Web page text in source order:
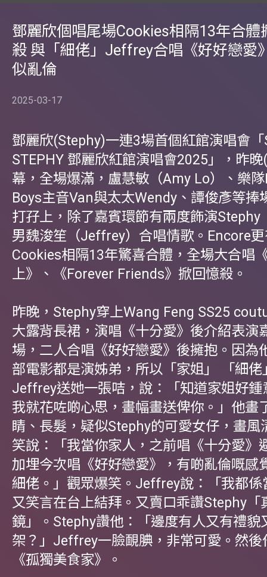
鄧麗欣個唱尾場Cookies相隔13年合體
殺 與「細佬」Jeffrey合唱《好好戀愛
似亂倫
2025-03-17
鄧麗欣(Stephy)一連3場首個紅館演唱會「
STEPHY 鄧麗欣紅館演唱會2025」，昨
幕，全場爆滿，盧慧敏（Amy Lo）、樂
Boys主音Van與太太Wendy、譚俊彥等捧
打孖上，除了嘉賓環節有兩度飾演Stephy
男魏浚笙（Jeffrey）合唱情歌。Encore
Cookies相隔13年驚喜合體，全場大合唱
上》、《Forever Friends》掀回憶殺。
昨晚，Stephy穿上Wang Feng SS25
大露背長裙，演唱《十分愛》後介紹表演
場，二人合唱《好好戀愛》後擁抱。因為
部電影都是演姊弟，所以「家姐」 「細佬
Jeffrey送她一張咭，說：「知道家姐好鍾
我就花咗啲心思，畫幅畫送俾你。」他畫
睛、長髮，疑似Stephy的可愛女仔，畫風
笑說：「我當你家人，之前唱《十分愛》
加埋今次唱《好好戀愛》，有啲亂倫嘅感
細佬。」觀眾爆笑。Jeffrey說：「我都係
又笑言在台上結拜。又賣口乖讚Stephy「
鏡」。Stephy讚他：「邊度有人又有禮貌
架？」Jeffrey一臉靦腆，非常可愛。然後
《孤獨美食家》。